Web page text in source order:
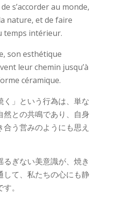
s’accorder au monde,
nature, et de faire
temps intérieur.
son esthétique
leur chemin jusqu’à
céramique.
く」という行為は、単な
然との共鳴であり、自身
う営みのようにも思え
るぎない美意識が、焼き
して、私たちの心にも静
。